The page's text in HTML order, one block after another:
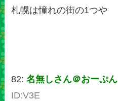
札幌は憧れの街の1つや
82:名無しさん＠おーぷん
ID:V3E